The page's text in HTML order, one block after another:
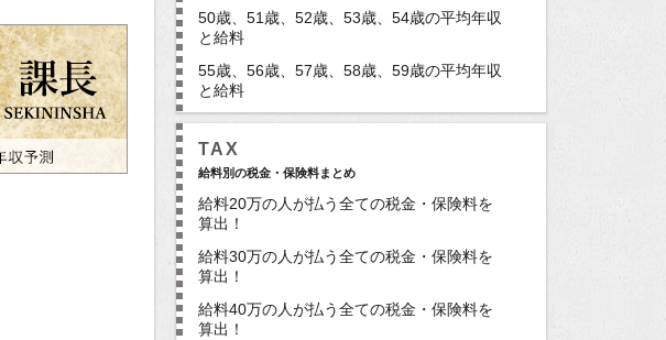
50歳、51歳、52歳、53歳、54歳の平均年収
と給料
55歳、56歳、57歳、58歳、59歳の平均年収
と給料
TAX
給料別の税金・保険料まとめ
給料20万の人が払う全ての税金・保険料を
算出！
給料30万の人が払う全ての税金・保険料を
算出！
給料40万の人が払う全ての税金・保険料を
算出！